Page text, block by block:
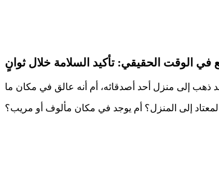
في الوقت الحقيقي: تأكيد السلامة خلال ثوانٍ
إلى المنزل؟ أم يوجد في مكان مألوف أو مريب؟